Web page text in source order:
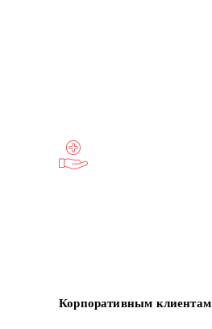
Корпоративным клиентам